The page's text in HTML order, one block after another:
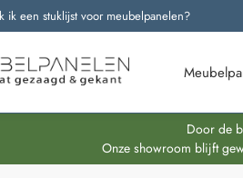
ik een stuklijst voor meubelpanelen?
producten
Door de
Onze showroom blijft